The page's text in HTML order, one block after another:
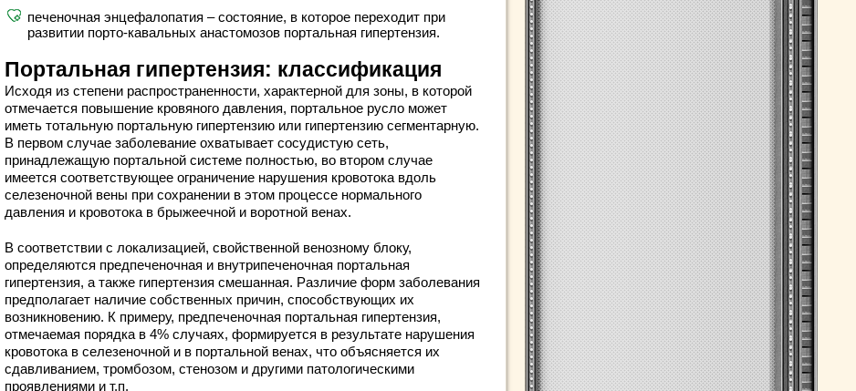
печеночная энцефалопатия – состояние, в которое переходит при
развитии порто-кавальных анастомозов портальная гипертензия.
Портальная гипертензия: классификация
Исходя из степени распространенности, характерной для зоны, в которой
отмечается повышение кровяного давления, портальное русло может
иметь тотальную портальную гипертензию или гипертензию сегментарную.
В первом случае заболевание охватывает сосудистую сеть,
принадлежащую портальной системе полностью, во втором случае
имеется соответствующее ограничение нарушения кровотока вдоль
селезеночной вены при сохранении в этом процессе нормального
давления и кровотока в брыжеечной и воротной венах.
В соответствии с локализацией, свойственной венозному блоку,
определяются предпеченочная и внутрипеченочная портальная
гипертензия, а также гипертензия смешанная. Различие форм заболевания
предполагает наличие собственных причин, способствующих их
возникновению. К примеру, предпеченочная портальная гипертензия,
отмечаемая порядка в 4% случаях, формируется в результате нарушения
кровотока в селезеночной и в портальной венах, что объясняется их
сдавливанием, тромбозом, стенозом и другими патологическими
проявлениями и т.п.